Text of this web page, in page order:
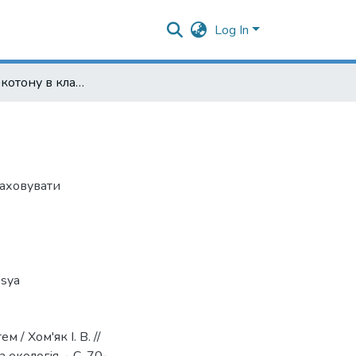
Log In
Проблема екотону в класифікації екосистем
/ Хом'як І. В. //